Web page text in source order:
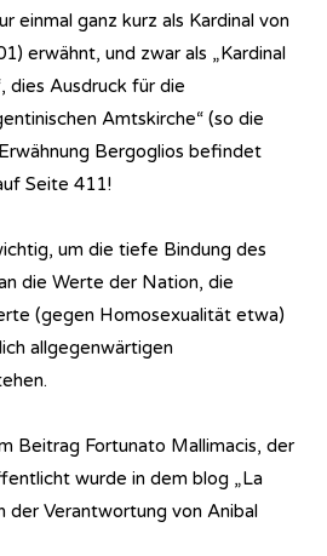
einmal ganz kurz als Kardinal von
erwähnt, und zwar als „Kardinal
dies Ausdruck für die
Amtskirche“ (so die
Bergoglios befindet
Seite 411!
um die tiefe Bindung des
die Werte der Nation, die
(gegen Homosexualität etwa)
allgegenwärtigen
Beitrag Fortunato Mallimacis, der
wurde in dem blog „La
der Verantwortung von Anibal